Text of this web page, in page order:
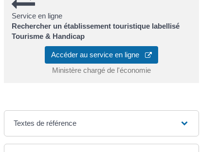
Service en ligne
Rechercher un établissement touristique labellisé
Tourisme & Handicap
Accéder au service en ligne
Ministère chargé de l'économie
Textes de référence